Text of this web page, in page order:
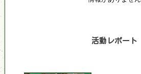
活動レポート